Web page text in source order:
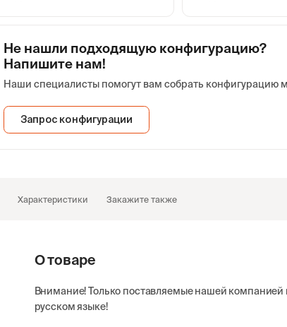
940
уточняйте
Выбрать
112 343
Выбрать
Yokogawa
493
резерве
SCC
Производитель:
Не нашли подходящую конфигурацию?
Напишите нам!
Наши специалисты помогут вам собрать конфигурацию
Запрос конфигурации
Характеристики Закажите также
О товаре
Внимание! Только поставляемые нашей
русском языке!